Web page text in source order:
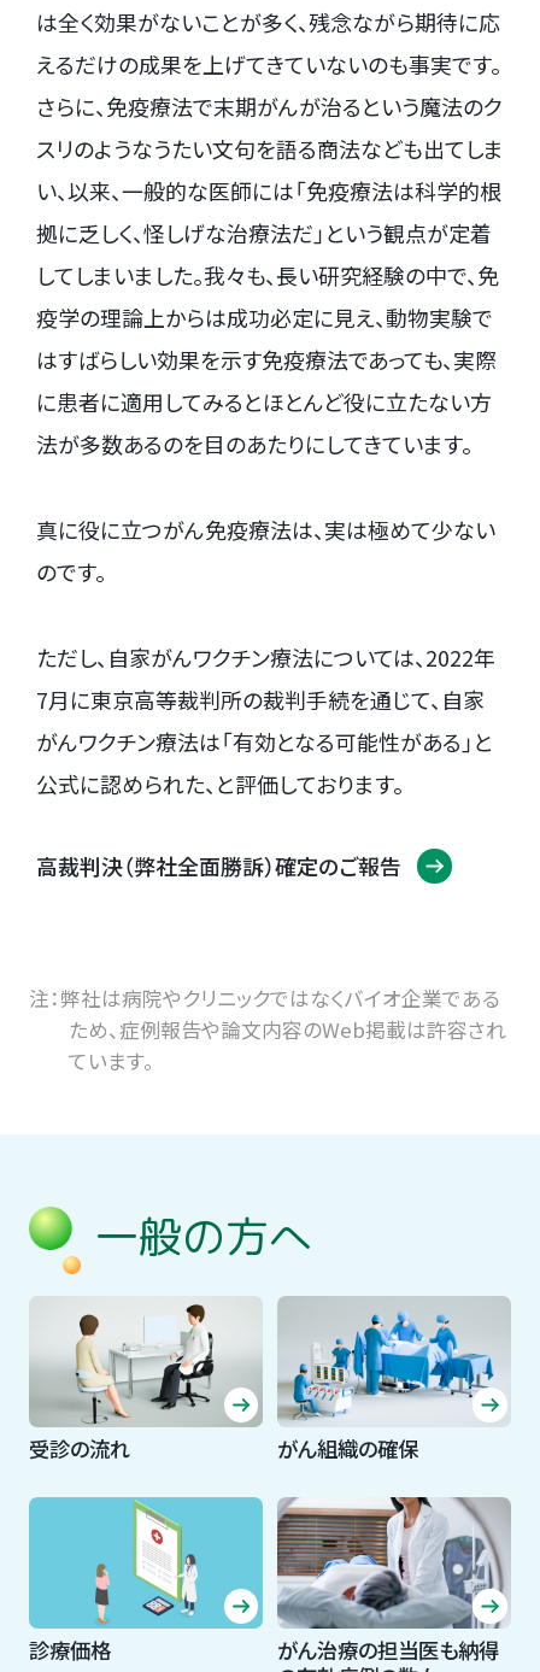
は全く効果がないことが多く、残念ながら期待に応
えるだけの成果を上げてきていないのも事実です。
さらに、免疫療法で末期がんが治るという魔法のク
スリのようなうたい文句を語る商法なども出てしま
い、以来、一般的な医師には「免疫療法は科学的根
拠に乏しく、怪しげな治療法だ」という観点が定着
してしまいました。我々も、長い研究経験の中で、免
疫学の理論上からは成功必定に見え、動物実験で
はすばらしい効果を示す免疫療法であっても、実際
に患者に適用してみるとほとんど役に立たない方
法が多数あるのを目のあたりにしてきています。
真に役に立つがん免疫療法は、実は極めて少ない
のです。
ただし、自家がんワクチン療法については、2022年
7月に東京高等裁判所の裁判手続を通じて、自家
がんワクチン療法は「有効となる可能性がある」と
公式に認められた、と評価しております。
高裁判決（弊社全面勝訴）確定のご報告
注：弊社は病院やクリニックではなくバイオ企業である
ため、症例報告や論文内容のWeb掲載は許容され
ています。
一般の方へ
受診の流れ がん組織の確保
診療価格
がん治療の担当医も納得